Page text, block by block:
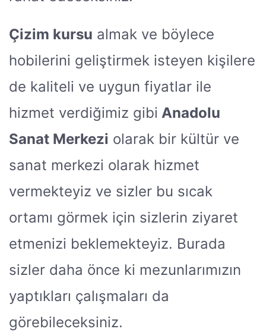
Çizim kursu almak ve böylece
hobilerini geliştirmek isteyen kişilere
de kaliteli ve uygun fiyatlar ile
hizmet verdiğimiz gibi Anadolu
Sanat Merkezi olarak bir kültür ve
sanat merkezi olarak hizmet
vermekteyiz ve sizler bu sıcak
ortamı görmek için sizlerin ziyaret
etmenizi beklemekteyiz. Burada
sizler daha önce ki mezunlarımızın
yaptıkları çalışmaları da
görebileceksiniz.